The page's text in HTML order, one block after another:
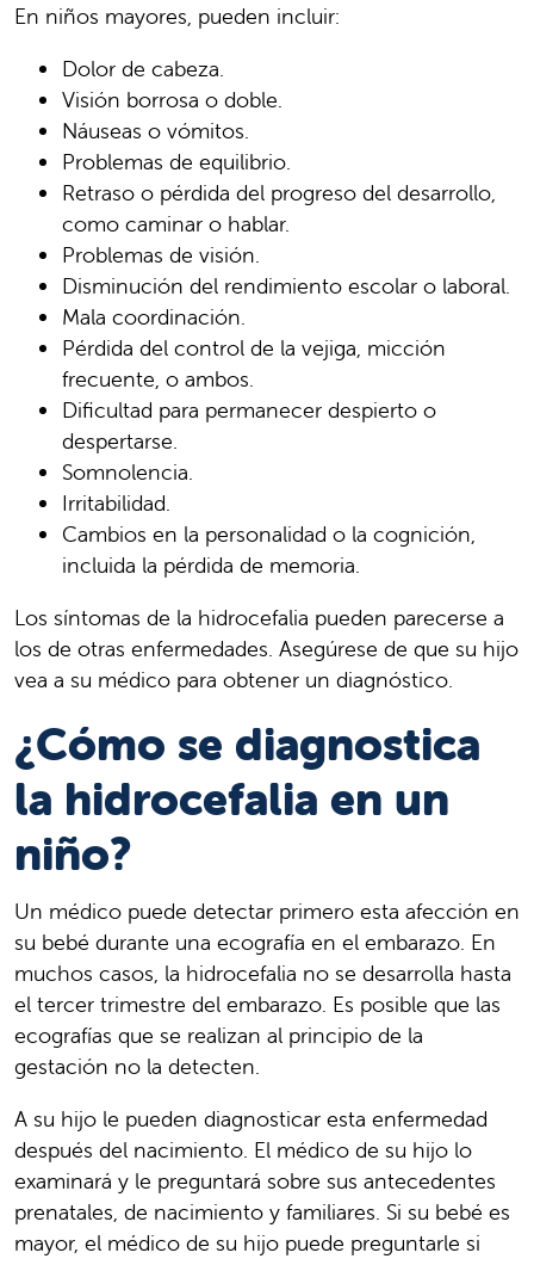
En niños mayores, pueden incluir:
Dolor de cabeza.
Visión borrosa o doble.
Náuseas o vómitos.
Problemas de equilibrio.
Retraso o pérdida del progreso del desarrollo,
como caminar o hablar.
Problemas de visión.
Disminución del rendimiento escolar o laboral.
Mala coordinación.
Pérdida del control de la vejiga, micción
frecuente, o ambos.
Dificultad para permanecer despierto o
despertarse.
Somnolencia.
Irritabilidad.
Cambios en la personalidad o la cognición,
incluida la pérdida de memoria.
Los síntomas de la hidrocefalia pueden parecerse a
los de otras enfermedades. Asegúrese de que su hijo
vea a su médico para obtener un diagnóstico.
¿Cómo se diagnostica
la hidrocefalia en un
niño?
Un médico puede detectar primero esta afección en
su bebé durante una ecografía en el embarazo. En
muchos casos, la hidrocefalia no se desarrolla hasta
el tercer trimestre del embarazo. Es posible que las
ecografías que se realizan al principio de la
gestación no la detecten.
A su hijo le pueden diagnosticar esta enfermedad
después del nacimiento. El médico de su hijo lo
examinará y le preguntará sobre sus antecedentes
prenatales, de nacimiento y familiares. Si su bebé es
mayor, el médico de su hijo puede preguntarle si